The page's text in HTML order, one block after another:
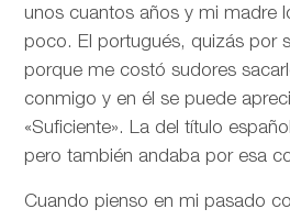
unos cuantos años y mi madre
poco. El portugués, quizás por
porque me costó sudores
conmigo y en él se puede
«Suficiente». La del título
pero también andaba por esa
Cuando pienso en mi pasado